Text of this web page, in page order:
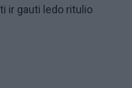
ir gauti ledo ritulio